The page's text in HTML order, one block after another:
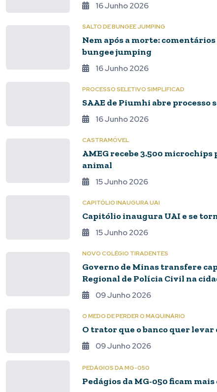
16 Junho 2026
SALTO DE BUNGEE JUMPING
Nem após a morte:
bungee jumping
16 Junho 2026
PROCESSO SELETIVO SIMPLIFICAD
SAAE de Piumhi abre processo
16 Junho 2026
CASTRAMÓVEL
AMEG recebe 3.500 microchips
animal
15 Junho 2026
CAPITÓLIO INAUGURA UAI
Capitólio inaugura UAI e se
15 Junho 2026
NOVO COLÉGIO TIRADENTES
Governo de Minas transfere
Regional de Polícia Civil na
09 Junho 2026
O MEDO DE PERDER O MAQUINÁRIO
O trator que o banco quer levar
09 Junho 2026
PEDÁGIOS DA MG-050
Pedágios da MG-050 ficam